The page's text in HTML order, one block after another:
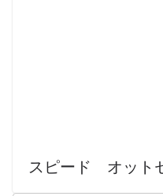
スピード オット